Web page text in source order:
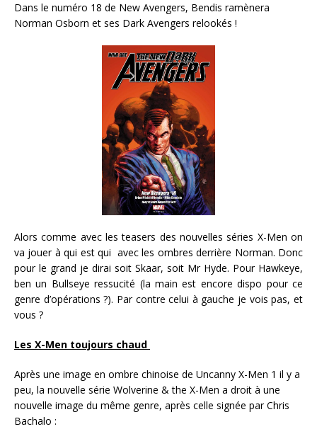
Dans le numéro 18 de New Avengers, Bendis ramènera
Norman Osborn et ses Dark Avengers relookés !
Alors comme avec les teasers des nouvelles séries X-Men on
va jouer à qui est qui avec les ombres derrière Norman. Donc
pour le grand je dirai soit Skaar, soit Mr Hyde. Pour Hawkeye,
ben un Bullseye ressucité (la main est encore dispo pour ce
genre d’opérations ?). Par contre celui à gauche je vois pas, et
vous ?
Les X-Men toujours chaud
Après une image en ombre chinoise de Uncanny X-Men 1 il y a
peu, la nouvelle série Wolverine & the X-Men a droit à une
nouvelle image du même genre, après celle signée par Chris
Bachalo :